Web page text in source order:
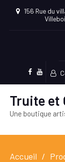
156 Rue du
Facebook
Truite et
Une boutique
Accueil